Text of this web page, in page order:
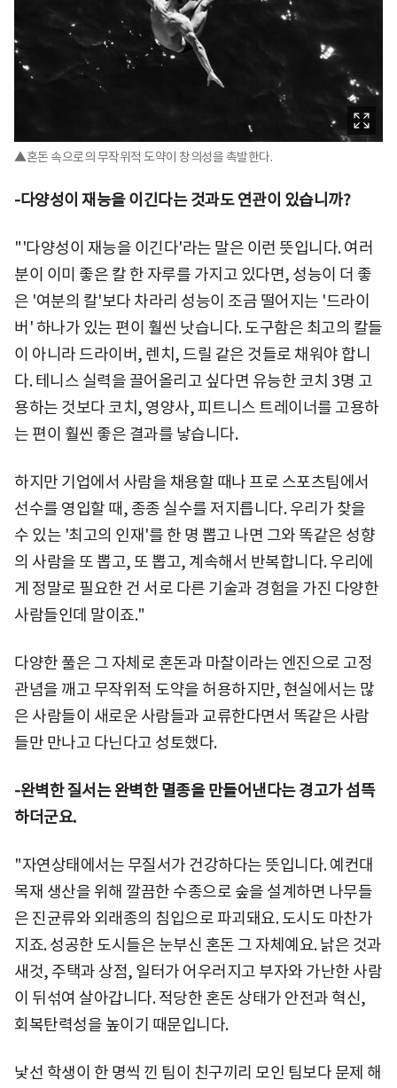
▲혼돈 속으로의 무작위적 도약이 창의성을 촉발한다.
-다양성이 재능을 이긴다는 것과도 연관이 있습니까?
"'다양성이 재능을 이긴다'라는 말은 이런 뜻입니다. 여러
분이 이미 좋은 칼 한 자루를 가지고 있다면, 성능이 더 좋
은 '여분의 칼'보다 차라리 성능이 조금 떨어지는 '드라이
버' 하나가 있는 편이 훨씬 낫습니다. 도구함은 최고의 칼들
이 아니라 드라이버, 렌치, 드릴 같은 것들로 채워야 합니
다. 테니스 실력을 끌어올리고 싶다면 유능한 코치 3명 고
용하는 것보다 코치, 영양사, 피트니스 트레이너를 고용하
는 편이 훨씬 좋은 결과를 낳습니다.
하지만 기업에서 사람을 채용할 때나 프로 스포츠팀에서
선수를 영입할 때, 종종 실수를 저지릅니다. 우리가 찾을
수 있는 '최고의 인재'를 한 명 뽑고 나면 그와 똑같은 성향
의 사람을 또 뽑고, 또 뽑고, 계속해서 반복합니다. 우리에
게 정말로 필요한 건 서로 다른 기술과 경험을 가진 다양한
사람들인데 말이죠."
다양한 풀은 그 자체로 혼돈과 마찰이라는 엔진으로 고정
관념을 깨고 무작위적 도약을 허용하지만, 현실에서는 많
은 사람들이 새로운 사람들과 교류한다면서 똑같은 사람
들만 만나고 다닌다고 성토했다.
-완벽한 질서는 완벽한 멸종을 만들어낸다는 경고가 섬뜩
하더군요.
"자연상태에서는 무질서가 건강하다는 뜻입니다. 예컨대
목재 생산을 위해 깔끔한 수종으로 숲을 설계하면 나무들
은 진균류와 외래종의 침입으로 파괴돼요. 도시도 마찬가
지죠. 성공한 도시들은 눈부신 혼돈 그 자체예요. 낡은 것과
새것, 주택과 상점, 일터가 어우러지고 부자와 가난한 사람
이 뒤섞여 살아갑니다. 적당한 혼돈 상태가 안전과 혁신,
회복탄력성을 높이기 때문입니다.
낯선 학생이 한 명씩 낀 팀이 친구끼리 모인 팀보다 문제 해